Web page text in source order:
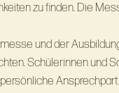
zu ﬁnden. Die
und der
Schülerinnen und